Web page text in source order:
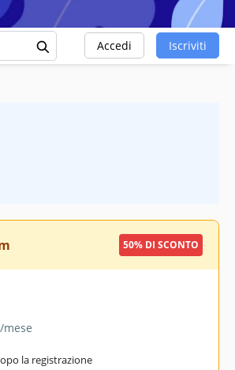
Accedi Iscriviti
50% DI SCONTO
/mese
la registrazione